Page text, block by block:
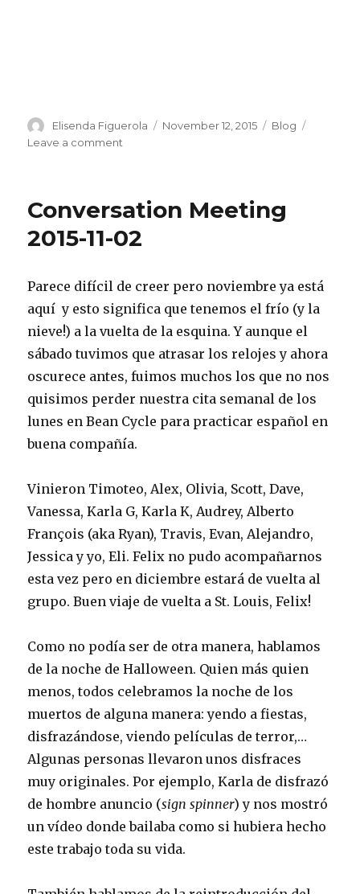
Author
Elisenda Figuerola
Posted
November 12, 2015 Categories
Blog
Leave a comment
11-
Conversation Meeting
2015-11-02
Parece difícil de creer pero noviembre ya está
aquí y esto significa que tenemos el frío (y la
nieve!) a la vuelta de la esquina. Y aunque el
sábado tuvimos que atrasar los relojes y ahora
oscurece antes, fuimos muchos los que no nos
quisimos perder nuestra cita semanal de los
lunes en Bean Cycle para practicar español en
buena compañía.
Vinieron Timoteo, Alex, Olivia, Scott, Dave,
Vanessa, Karla G, Karla K, Audrey, Alberto
François (aka Ryan), Travis, Evan, Alejandro,
Jessica y yo, Eli. Felix no pudo acompañarnos
esta vez pero en diciembre estará de vuelta al
grupo. Buen viaje de vuelta a St. Louis, Felix!
Como no podía ser de otra manera, hablamos
de la noche de Halloween. Quien más quien
menos, todos celebramos la noche de los
muertos de alguna manera: yendo a fiestas,
disfrazándose, viendo películas de terror,…
Algunas personas llevaron unos disfraces
muy originales. Por ejemplo, Karla de disfrazó
de hombre anuncio (sign spinner) y nos mostró
un vídeo donde bailaba como si hubiera hecho
este trabajo toda su vida.